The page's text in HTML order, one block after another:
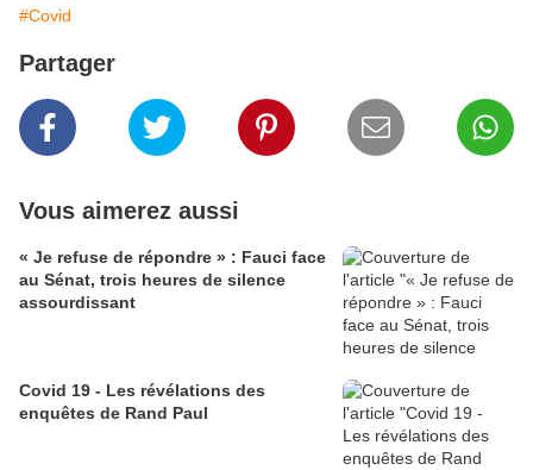
#Covid
Partager
Vous aimerez aussi
« Je refuse de répondre » : Fauci face
au Sénat, trois heures de silence
assourdissant
Covid 19 - Les révélations des
enquêtes de Rand Paul